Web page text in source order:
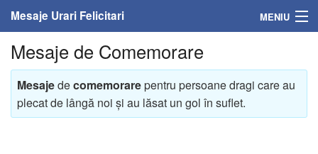
Mesaje Urari Felicitari MENIU
Home
Mesaje
Felicitari
Mesaje de Comemorare
Mesajedecomemorarepentru persoane dragi care au
plecat de lângă noi și au lăsat un gol în suflet.